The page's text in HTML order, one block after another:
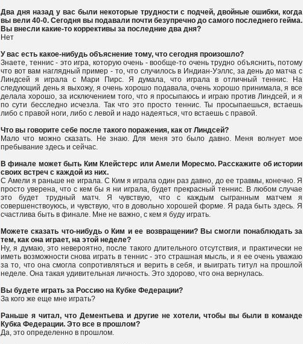
Два дня назад у вас были некоторые трудности с подчей, двойные ошибки, когда
вы вели 40-0. Сегодня вы подавали почти безупречно до самого последнего гейма.
Вы внесли какие-то коррективы за последние два дня?
Нет
У вас есть какое-нибудь объяснение тому, что сегодня произошло?
Знаете, теннис - это игра, которую очень - вообще-то очень трудно объяснить, потому
что вот вам наглядный пример - то, что случилось в Индиан-Уэллс, за день до матча с
Линдсей я играла с Мари Пирс. Я думала, что играла в отличный теннис. На
следующий день я выхожу, я очень хорошо подавала, очень хорошо принимала, я все
делала хорошо, за исключением того, что я просыпаюсь и играю против Линдсей, и я
по сути бесследно исчезла. Так что это просто теннис. Ты просыпаешься, встаешь
либо с правой ноги, либо с левой и надо надеяться, что встаешь с правой.
Что вы говорите себе после такого поражения, как от Линдсей?
Мало что можно сказать. Не знаю. Для меня это было давно. Меня волнует мое
пребывание здесь и сейчас.
В финале может быть Ким Клейстерс или Амели Моресмо. Расскажите об истории
своих встреч с каждой из них.
С Амели я раньше не играла. С Ким я играла один раз давно, до ее травмы, конечно. Я
просто уверена, что с кем бы я ни играла, будет прекрасный теннис. В любом случае
это будет трудный матч. Я чувствую, что с каждым сыгранным матчем я
совершенствоуюсь, и чувствую, что в довольно хорошей форме. Я рада быть здесь. Я
счастлива быть в финале. Мне не важно, с кем я буду играть.
Можете сказать что-нибудь о Ким и ее возвращении? Вы смогли понаблюдать за
тем, как она играет, на этой неделе?
Ну, я думаю, это невероятно, после такого длительного отсутствия, и практически не
иметь возможности снова играть в теннис - это страшная мысль, и я ее очень уважаю
за то, что она смогла сопротивляться и верить в себя, и выиграть титул на прошлой
неделе. Она такая удивительная личность. Это здорово, что она вернулась.
Вы будете играть за Россию на Кубке Федерации?
За кого же еще мне играть?
Раньше я читал, что Дементьева и другие не хотели, чтобы вы были в команде
Кубка Федерации. Это все в прошлом?
Да, это определенно в прошлом.